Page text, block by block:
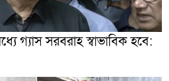
গ্যাস সরবরাহ স্বাভাবিক হবে: